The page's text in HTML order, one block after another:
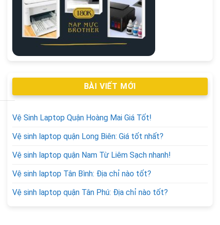
BÀI VIẾT MỚI
Vệ Sinh Laptop Quận Hoàng Mai Giá Tốt!
Vệ sinh laptop quận Long Biên: Giá tốt nhất?
Vệ sinh laptop quận Nam Từ Liêm Sạch nhanh!
Vệ sinh laptop Tân Bình: Địa chỉ nào tốt?
Vệ sinh laptop quận Tân Phú: Địa chỉ nào tốt?